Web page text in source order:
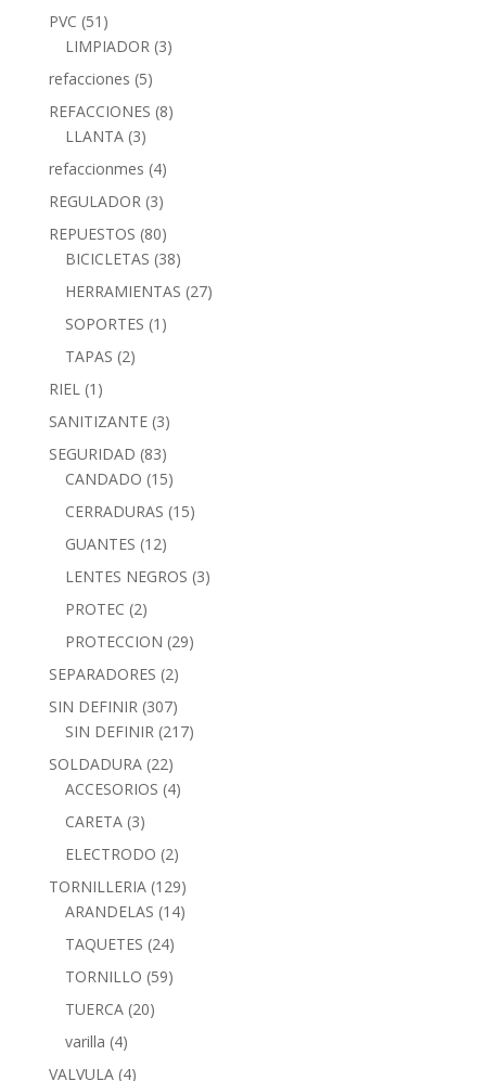
PVC (51)
LIMPIADOR (3)
refacciones (5)
REFACCIONES (8)
LLANTA (3)
refaccionmes (4)
REGULADOR (3)
REPUESTOS (80)
BICICLETAS (38)
HERRAMIENTAS (27)
SOPORTES (1)
TAPAS (2)
RIEL (1)
SANITIZANTE (3)
SEGURIDAD (83)
CANDADO (15)
CERRADURAS (15)
GUANTES (12)
LENTES NEGROS (3)
PROTEC (2)
PROTECCION (29)
SEPARADORES (2)
SIN DEFINIR (307)
SIN DEFINIR (217)
SOLDADURA (22)
ACCESORIOS (4)
CARETA (3)
ELECTRODO (2)
TORNILLERIA (129)
ARANDELAS (14)
TAQUETES (24)
TORNILLO (59)
TUERCA (20)
varilla (4)
VALVULA (4)